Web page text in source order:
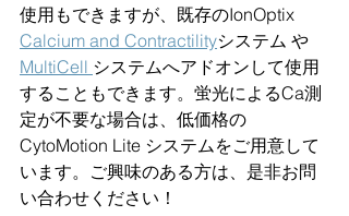
使用もできますが、既存のIonOptix
Calcium and Contractilityシステム や
MultiCell システムへアドオンして使用
することもできます。蛍光によるCa測
定が不要な場合は、低価格の
CytoMotion Lite システムをご用意して
います。ご興味のある方は、是非お問
い合わせください！